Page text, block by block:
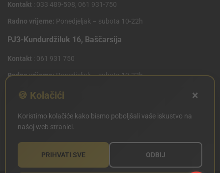
Kontakt : 033 489-598, 061 931-750
Radno vrijeme: Ponedjeljak – subota 10-22h
PJ3-Kundurdžiluk 16, Baščarsija
Kontakt : 061 931 750
Radno vrijeme:Ponedjeljak – subota 10-22h
PJ4 West Gate,Mostarsko raskrsce 10 (Penny Plus
Kontakt: 061 931 750
Radno vrijeme:Ponedjeljak – subota 09-21h
🍪 Kolačići ×
Koristimo kolačiće kako bismo poboljšali vaše iskustvo na
našoj web stranici.
PRIHVATI SVE ODBIJ